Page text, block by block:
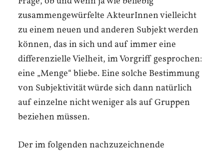
zusammengewürfelte AkteurInnen vielleicht
zu einem neuen und anderen Subjekt werden
können, das in sich und auf immer eine
differenzielle Vielheit, im Vorgriff gesprochen:
eine „Menge“ bliebe. Eine solche Bestimmung
von Subjektivität würde sich dann natürlich
auf einzelne nicht weniger als auf Gruppen
beziehen müssen.
Der im folgenden nachzuzeichnende